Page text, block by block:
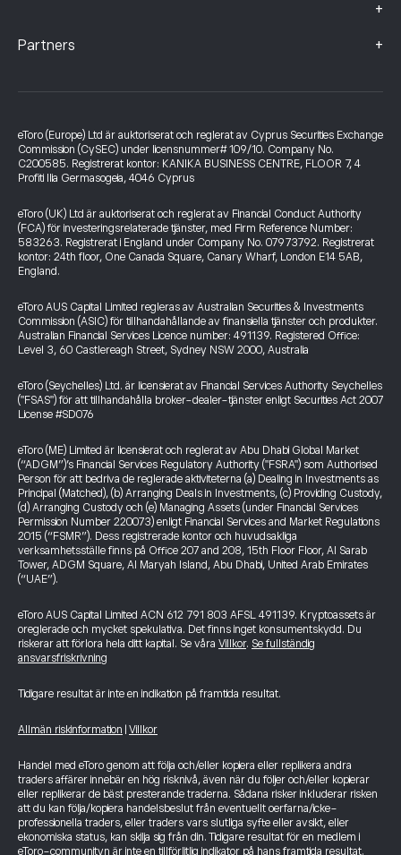
+
Partners +
eToro (Europe) Ltd är auktoriserat och reglerat av Cyprus Securities Exchange
Commission (CySEC) under licensnummer# 109/10. Company No.
C200585. Registrerat kontor: KANIKA BUSINESS CENTRE, FLOOR 7, 4
Profiti Ilia Germasogeia, 4046 Cyprus
eToro (UK) Ltd är auktoriserat och reglerat av Financial Conduct Authority
(FCA) för investeringsrelaterade tjänster, med Firm Reference Number:
583263. Registrerat i England under Company No. 07973792. Registrerat
kontor: 24th floor, One Canada Square, Canary Wharf, London E14 5AB,
England.
eToro AUS Capital Limited regleras av Australian Securities & Investments
Commission (ASIC) för tillhandahållande av finansiella tjänster och produkter.
Australian Financial Services Licence number: 491139. Registered Office:
Level 3, 60 Castlereagh Street, Sydney NSW 2000, Australia
eToro (Seychelles) Ltd. är licensierat av Financial Services Authority Seychelles
("FSAS") för att tillhandahålla broker-dealer-tjänster enligt Securities Act 2007
License #SD076
eToro (ME) Limited är licensierat och reglerat av Abu Dhabi Global Market
(“ADGM”)’s Financial Services Regulatory Authority ("FSRA") som Authorised
Person för att bedriva de reglerade aktiviteterna (a) Dealing in Investments as
Principal (Matched), (b) Arranging Deals in Investments, (c) Providing Custody,
(d) Arranging Custody och (e) Managing Assets (under Financial Services
Permission Number 220073) enligt Financial Services and Market Regulations
2015 (“FSMR”). Dess registrerade kontor och huvudsakliga
verksamhetsställe finns på Office 207 and 208, 15th Floor Floor, Al Sarab
Tower, ADGM Square, Al Maryah Island, Abu Dhabi, United Arab Emirates
(“UAE”).
eToro AUS Capital Limited ACN 612 791 803 AFSL 491139. Kryptoassets är
oreglerade och mycket spekulativa. Det finns inget konsumentskydd. Du
riskerar att förlora hela ditt kapital. Se våra Villkor. Se fullständig
ansvarsfriskrivning
Tidigare resultat är inte en indikation på framtida resultat.
Allmän riskinformation Villkor
Handel med eToro genom att följa och/eller kopiera eller replikera andra
traders affärer innebär en hög risknivå, även när du följer och/eller kopierar
eller replikerar de bäst presterande traderna. Sådana risker inkluderar risken
att du kan följa/kopiera handelsbeslut från eventuellt oerfarna/icke-
professionella traders, eller traders vars slutliga syfte eller avsikt, eller
ekonomiska status, kan skilja sig från din. Tidigare resultat för en medlem i
eToro-communityn är inte en tillförlitlig indikator på hans framtida resultat.